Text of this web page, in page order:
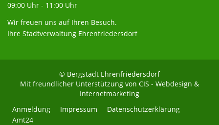
09:00 Uhr - 11:00 Uhr
Wir freuen uns auf Ihren Besuch.
Ihre Stadtverwaltung Ehrenfriedersdorf
© Bergstadt Ehrenfriedersdorf
Mit freundlicher Unterstützung von CIS - Webdesign &
Internetmarketing
Anmeldung
Impressum
Datenschutzerklärung
Amt24